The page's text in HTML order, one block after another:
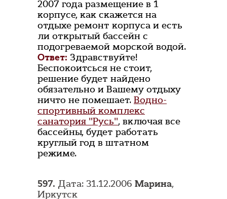
2007 года размещение в 1
корпусе, как скажется на
отдыхе ремонт корпуса и есть
ли открытый бассейн с
подогреваемой морской водой.
Ответ: Здравствуйте!
Беспокоитсься не стоит,
решение будет найдено
обязательно и Вашему отдыху
ничто не помешает. Водно-
спортивный комплекс
санатория "Русь", включая все
бассейны, будет работать
круглый год в штатном
режиме.
597. Дата: 31.12.2006 Марина,
Иркутск